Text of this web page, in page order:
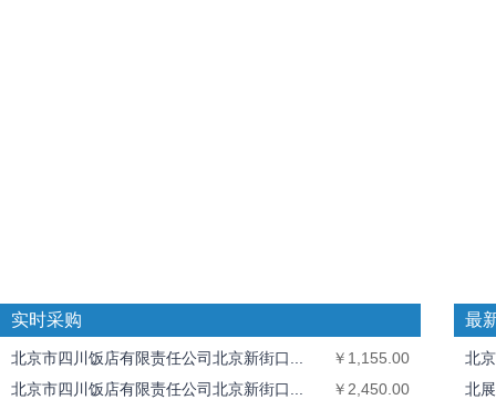
实时采购
北京市四川饭店有限责任公司北京新街口...
￥1,155.00
北京市四川饭店有限责任公司北京新街口...
￥2,450.00
最
北
北